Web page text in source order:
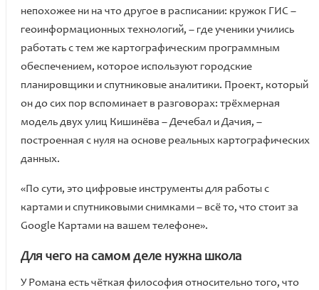
непохожее ни на что другое в расписании: кружок ГИС –
геоинформационных технологий, – где ученики учились
работать с тем же картографическим программным
обеспечением, которое используют городские
планировщики и спутниковые аналитики. Проект, который
он до сих пор вспоминает в разговорах: трёхмерная
модель двух улиц Кишинёва – Дечебал и Дачия, –
построенная с нуля на основе реальных картографических
данных.
«По сути, это цифровые инструменты для работы с
картами и спутниковыми снимками – всё то, что стоит за
Google Картами на вашем телефоне».
Для чего на самом деле нужна школа
У Романа есть чёткая философия относительно того, что